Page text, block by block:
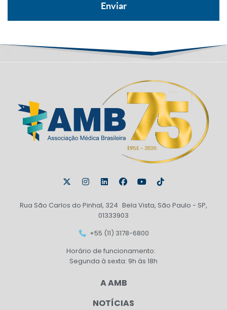
Rua São Carlos do Pinhal, 324 Bela Vista, São Paulo - SP,
01333903
+55 (11) 3178-6800
Horário de funcionamento:
Segunda à sexta: 9h às 18h
A AMB
NOTÍCIAS